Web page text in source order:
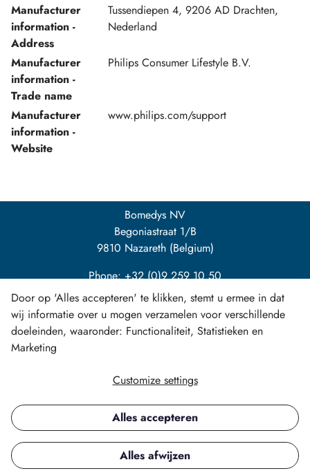
Manufacturer
information -
Address
Tussendiepen 4, 9206 AD Drachten,
Nederland
Manufacturer
information -
Trade name
Philips Consumer Lifestyle B.V.
Manufacturer
information -
Website
www.philips.com/support
Bomedys NV
Begoniastraat 1/B
9810 Nazareth (Belgium)
Phone: +32 (0)9 259 10 50
info@bomedys.be
Copyright ©
All rights reserved.
Door op 'Alles accepteren' te klikken, stemt u ermee in dat
wij informatie over u mogen verzamelen voor verschillende
doeleinden, waaronder: Functionaliteit, Statistieken en
Marketing
Customize settings
Alles accepteren
Alles afwijzen